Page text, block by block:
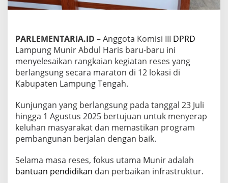
L
a
n
g
a
n
g
l
i
D
a
a
I
PARLEMENTARIA.ID – Anggota Komisi III DPRD
Lampung Munir Abdul Haris baru-baru ini
menyelesaikan rangkaian kegiatan reses yang
berlangsung secara maraton di 12 lokasi di
Kabupaten Lampung Tengah.
Kunjungan yang berlangsung pada tanggal 23 Juli
hingga 1 Agustus 2025 bertujuan untuk menyerap
keluhan masyarakat dan memastikan program
pembangunan berjalan dengan baik.
Selama masa reses, fokus utama Munir adalah
bantuan pendidikan dan perbaikan infrastruktur.